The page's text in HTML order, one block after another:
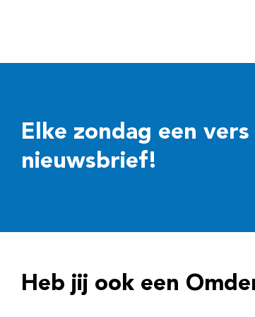
Elke zondag een
nieuwsbrief!
Heb jij ook een